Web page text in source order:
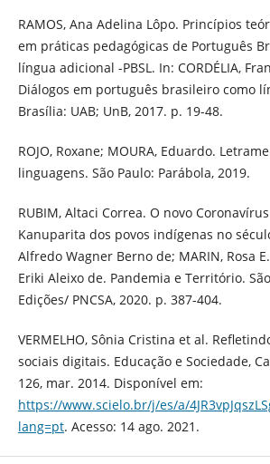
RAMOS, Ana Adelina Lôpo. Princípios
em práticas pedagógicas de Português
língua adicional -PBSL. In: CORDÉLIA,
Diálogos em português brasileiro como
Brasília: UAB; UnB, 2017. p. 19-48.
ROJO, Roxane; MOURA, Eduardo.
linguagens. São Paulo: Parábola, 2019.
RUBIM, Altaci Correa. O novo
Kanuparita dos povos indígenas no
Alfredo Wagner Berno de; MARIN, Rosa
Eriki Aleixo de. Pandemia e Território.
Edições/ PNCSA, 2020. p. 387-404.
VERMELHO, Sônia Cristina et al.
sociais digitais. Educação e Sociedade,
126, mar. 2014. Disponível em:
https://www.scielo.br/j/es/a/
lang=pt. Acesso: 14 ago. 2021.